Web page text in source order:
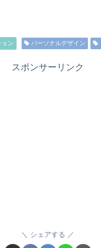
ョン パーソナルデザイン
スポンサーリンク
シェアする